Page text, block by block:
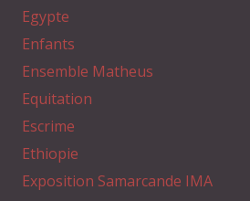
Egypte
Enfants
Ensemble Matheus
Equitation
Escrime
Ethiopie
Exposition Samarcande IMA